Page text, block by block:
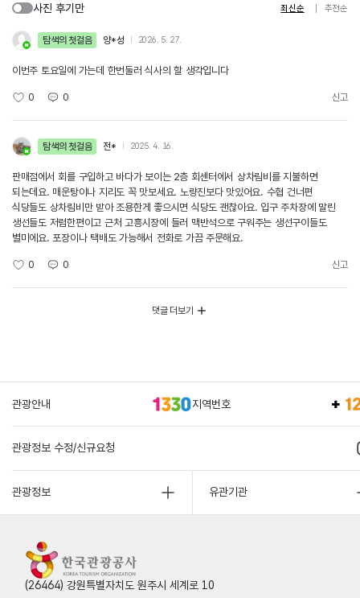
사진 후기만 최신순 추천순
탐색의 첫걸음 양*성 2026. 5. 27.
이번주 토요일에 가는데 한번둘러 식사의 할 생각입니다
0 0 신고
탐색의 첫걸음 전* 2025. 4. 16.
판매점에서 회를 구입하고 바다가 보이는 2층 회센터에서 상차림비를 지불하면
되는데요. 매운탕이나 지리도 꼭 맛보세요. 노량진보다 맛있어요. 수협 건너편
식당들도 상차림비만 받아 조용한게 좋으시면 식당도 괜찮아요. 입구 주차장에 말린
생선들도 저렴한편이고 근처 고흥시장에 들러 맥반석으로 구워주는 생선구이들도
별미에요. 포장이나 택배도 가능해서 전화로 가끔 주문해요.
0 0 신고
댓글 더보기
관광안내 지역번호
관광정보 수정/신규요청
관광정보 유관기관
(26464) 강원특별자치도 원주시 세계로 10